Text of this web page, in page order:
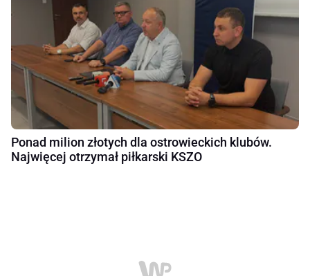
Ponad milion złotych dla ostrowieckich klubów.
Najwięcej otrzymał piłkarski KSZO